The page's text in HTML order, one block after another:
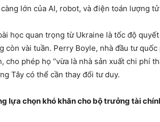
lớn của AI, robot, và điện toán lượng
học quan trọng từ Ukraine là tốc độ
còn vài tuần. Perry Boyle, nhà đầu tư
cho phép họ “vừa là nhà sản xuất chi phí
Tây có thể cần thay đổi tư duy.
lựa chọn khó khăn cho bộ trưởng tài